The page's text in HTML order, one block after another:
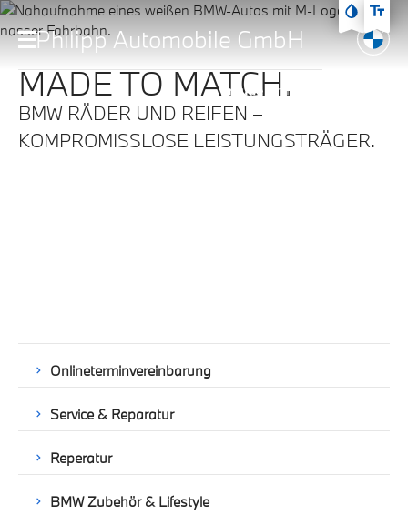
Zum Hauptmenü
Zum Inhalt
Philipp Automobile GmbH
MADE TO MATCH.
BMW RÄDER UND REIFEN –
KOMPROMISSLOSE LEISTUNGSTRÄGER.
Onlineterminvereinbarung
Service & Reparatur
Reperatur
BMW Zubehör & Lifestyle